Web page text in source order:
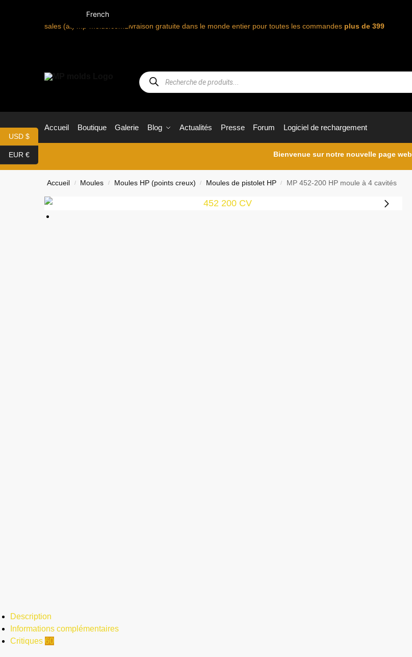
sales (at) mp-molds.com Livraison gratuite dans le monde entier pour toutes les commandes plus de 399
Accueil Boutique Galerie Blog Actualités Presse Forum Logiciel de rechargement
Bienvenue sur notre nouvelle page web
Accueil / Moules / Moules HP (points creux) / Moules de pistolet HP / MP 452-200 HP moule à 4 cavités
Description
Informations complémentaires
Critiques 60
USD $
EUR €
French